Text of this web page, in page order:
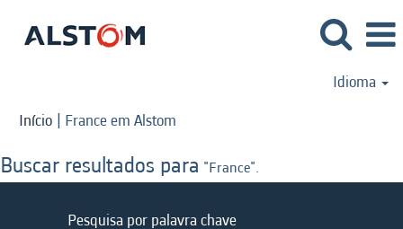
Idioma
Início | France em Alstom
Buscar resultados para "France".
Pesquisa por palavra chave